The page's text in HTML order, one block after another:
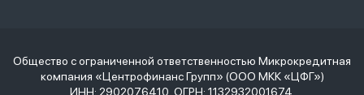
Общество с ограниченной ответственностью Микрокредитная
компания «Центрофинанс Групп» (ООО МКК «ЦФГ»)
ИНН: 2902076410, ОГРН: 1132932001674